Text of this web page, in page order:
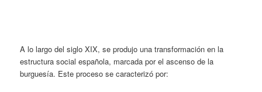
A lo largo del siglo XIX, se produjo una transformación en la
estructura social española, marcada por el ascenso de la
burguesía. Este proceso se caracterizó por: